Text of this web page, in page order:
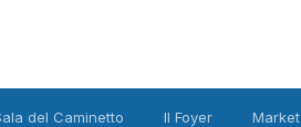
del Caminetto Il Foyer Market